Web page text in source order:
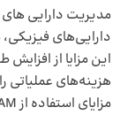
دارایی‌های
این مزایا از
هزینه‌های عملیاتی
مزایای استفاده از EAM می‌پردازیم: